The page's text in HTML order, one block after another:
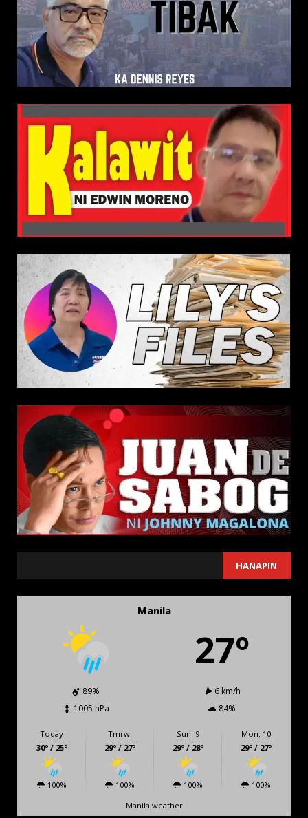
HANAPIN
Manila
27º
89%
6 km/h
1005 hPa
84%
Today
30º / 25º
100%
Tmrw.
29º / 27º
100%
Sun. 9
29º / 28º
100%
Mon. 10
29º / 27º
100%
Manila weather